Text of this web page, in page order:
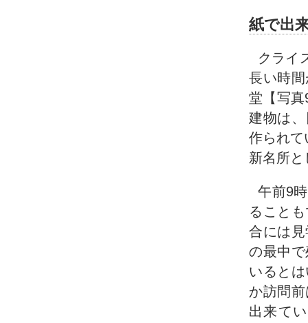
紙で出
クライ
長い時
堂【写
建物は
作られて
新名所
午前9
ること
合には
の最中
いると
か訪問
出来て